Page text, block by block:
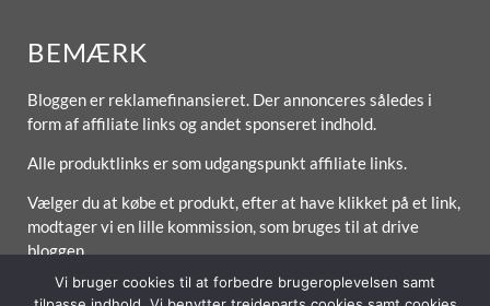
BEMÆRK
Bloggen er reklamefinansieret. Der annonceres således i
form af affiliate links og andet sponseret indhold.
Alle produktlinks er som udgangspunkt affiliate links.
Vælger du at købe et produkt, efter at have klikket på et link,
modtager vi en lille kommission, som bruges til at drive
bloggen.
Vi bruger cookies til at forbedre brugeroplevelsen samt